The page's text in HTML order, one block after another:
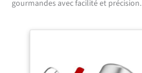
gourmandes avec facilité et précision.